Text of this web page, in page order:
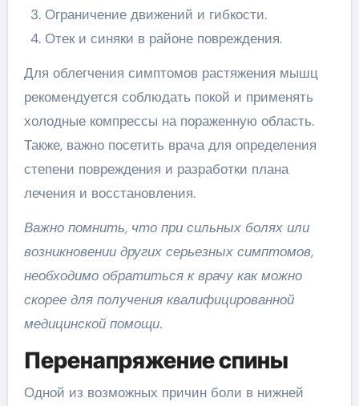
Ограничение движений и гибкости.
Отек и синяки в районе повреждения.
Для облегчения симптомов растяжения мышц
рекомендуется соблюдать покой и применять
холодные компрессы на пораженную область.
Также, важно посетить врача для определения
степени повреждения и разработки плана
лечения и восстановления.
Важно помнить, что при сильных болях или
возникновении других серьезных симптомов,
необходимо обратиться к врачу как можно
скорее для получения квалифицированной
медицинской помощи.
Перенапряжение спины
Одной из возможных причин боли в нижней